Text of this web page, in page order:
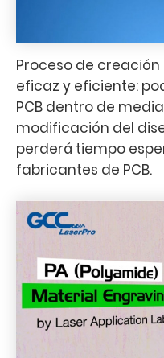
Proceso de creación
eficaz y eficiente:
PCB dentro de
modificación del
perderá tiempo
fabricantes de PCB.